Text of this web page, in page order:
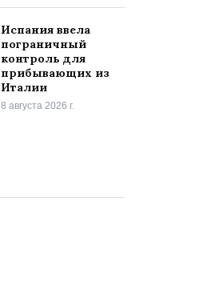
Испания ввела
пограничный
контроль для
прибывающих из
Италии
8 августа 2026 г.